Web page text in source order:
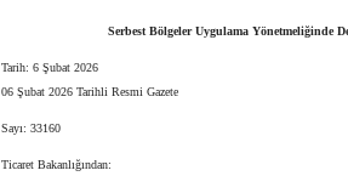
Serbest Bölgeler Uygulama Yönetmeliğinde
Tarih: 6 Şubat 2026
06 Şubat 2026 Tarihli Resmi Gazete
Sayı: 33160
Ticaret Bakanlığından: